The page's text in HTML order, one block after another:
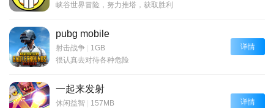
峡谷世界冒险，努力推塔，获取胜利
pubg mobile
射击战争
1GB
很认真去对待各种危险
详情
一起来发射
休闲益智
157MB
详情